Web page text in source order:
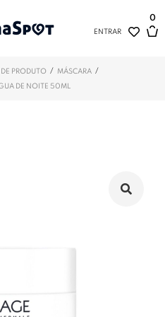
ENTRAR
0
PRODUTO / MÁSCARA /
DE NOITE 50ML